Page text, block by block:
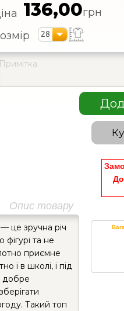
136,00грн
28
Опис товару
це зручна річ
та не
приємне
і в школі, і під
добре
Такий топ